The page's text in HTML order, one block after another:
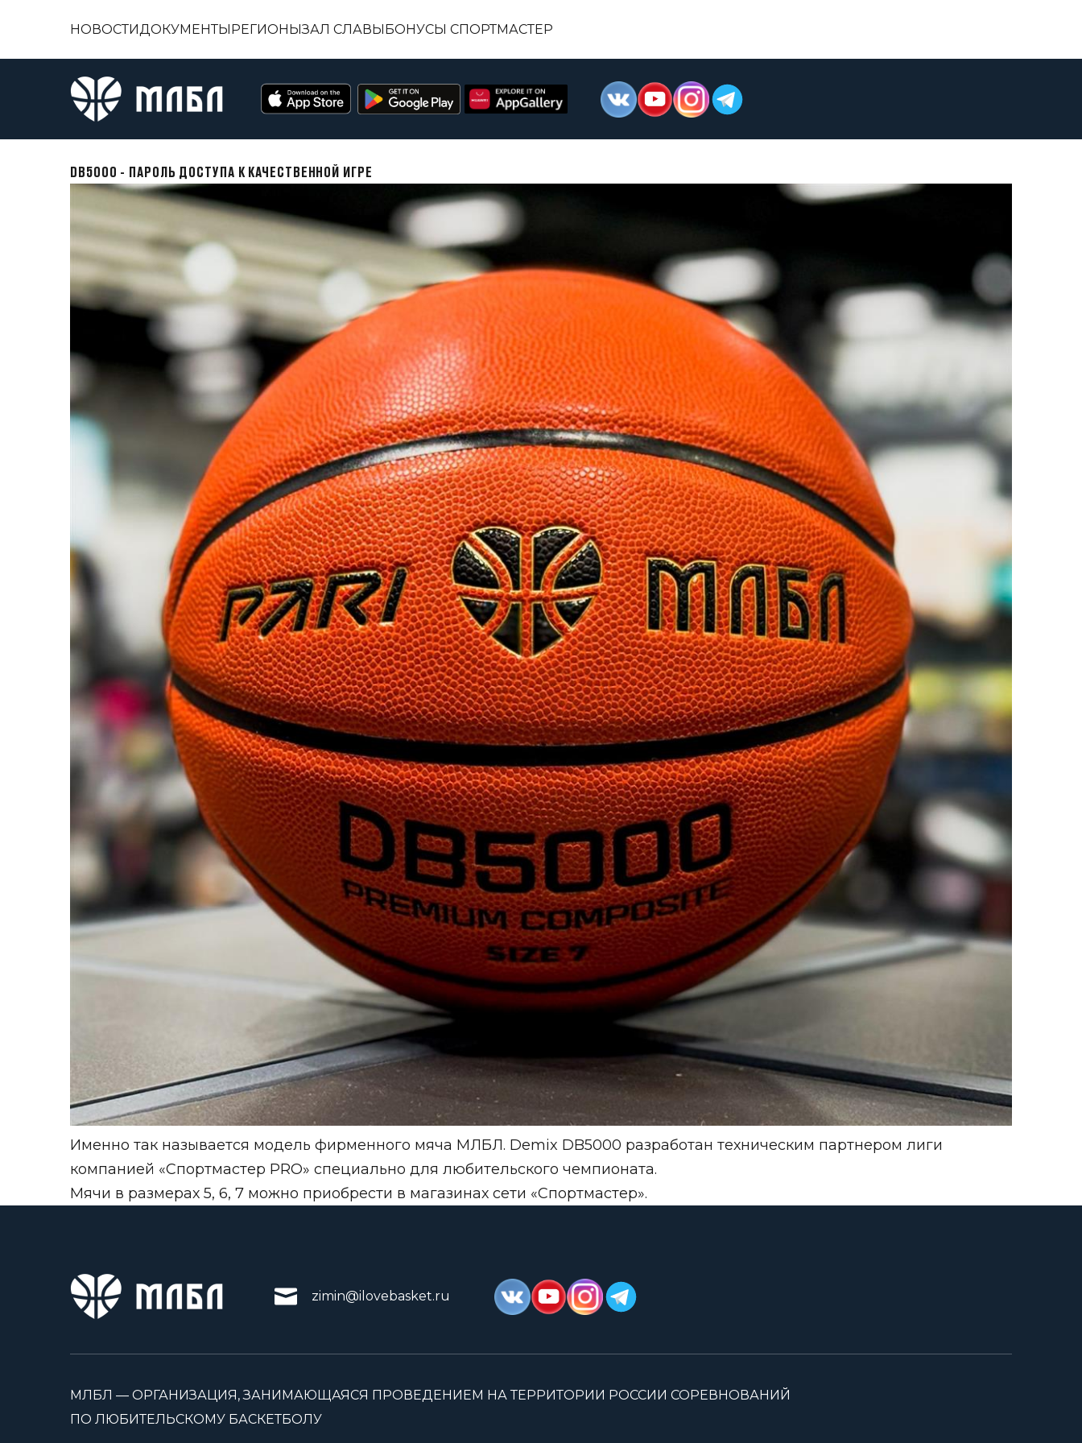
НОВОСТИДОКУМЕНТЫРЕГИОНЫЗАЛ СЛАВЫБОНУСЫ СПОРТМАСТЕР
DB5000 - ПАРОЛЬ ДОСТУПА К КАЧЕСТВЕННОЙ ИГРЕ
Именно так называется модель фирменного мяча МЛБЛ. Demix DB5000 разработан техническим партнером лиги
компанией «Спортмастер PRO» специально для любительского чемпионата.
Мячи в размерах 5, 6, 7 можно приобрести в магазинах сети «Спортмастер».
zimin@ilovebasket.ru
МЛБЛ — ОРГАНИЗАЦИЯ, ЗАНИМАЮЩАЯСЯ ПРОВЕДЕНИЕМ НА ТЕРРИТОРИИ РОССИИ СОРЕВНОВАНИЙ
ПО ЛЮБИТЕЛЬСКОМУ БАСКЕТБОЛУ